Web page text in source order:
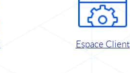
Espace Client